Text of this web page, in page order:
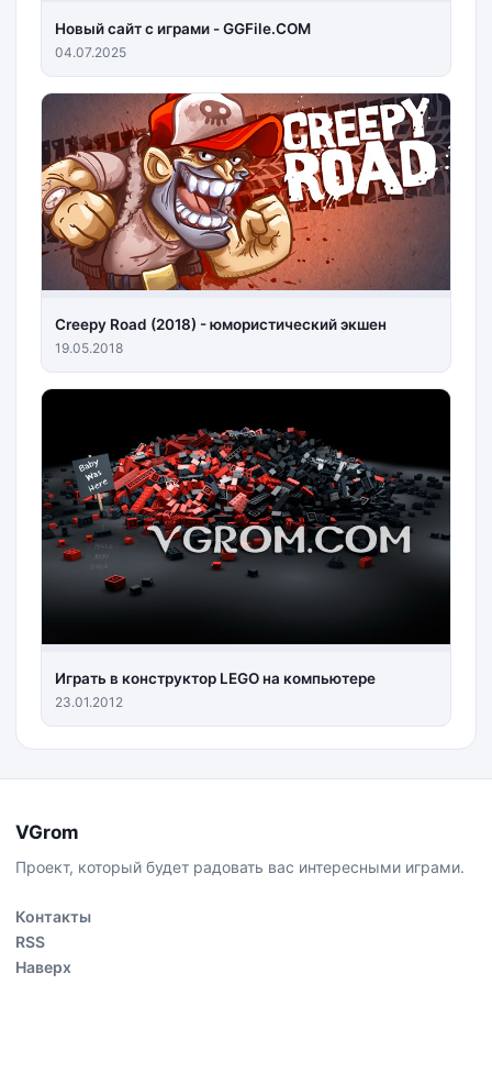
Новый сайт с играми - GGFile.COM
04.07.2025
Creepy Road (2018) - юмористический экшен
19.05.2018
Играть в конструктор LEGO на компьютере
23.01.2012
VGrom
Проект, который будет радовать вас интересными играми.
Контакты
RSS
Наверх